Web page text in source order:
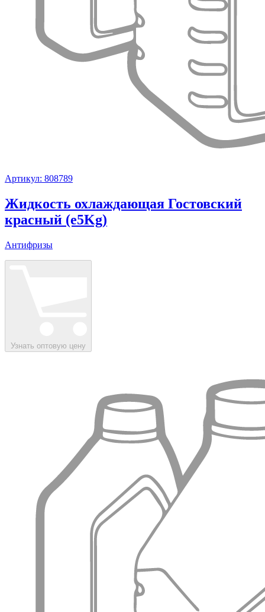
Артикул: 808789
Жидкость охлаждающая Гостовский
красный (e5Kg)
Антифризы
Узнать оптовую цену